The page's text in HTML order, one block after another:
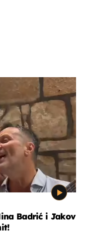
Badrić i Jakov